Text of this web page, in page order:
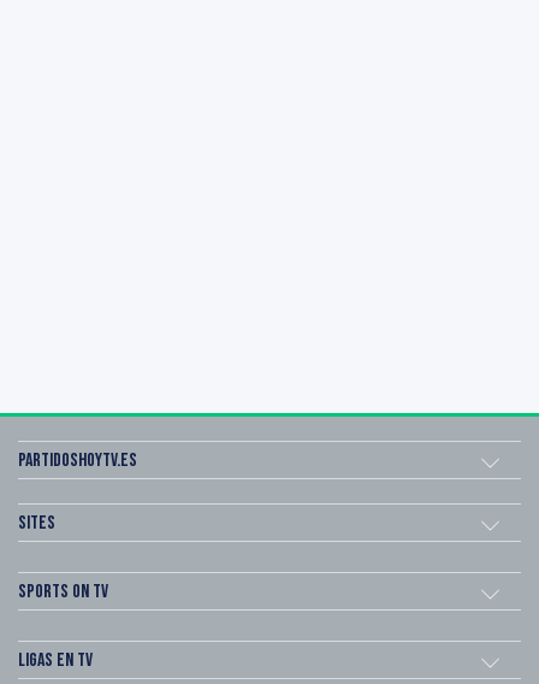
Partidoshoytv.es
Sites
Sports on TV
Ligas en TV